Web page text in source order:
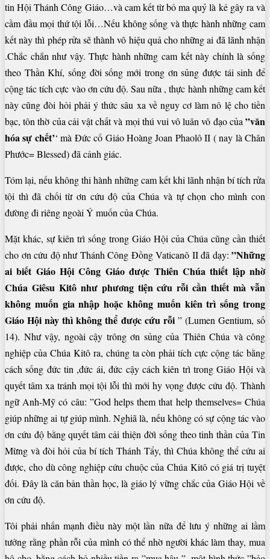
tin Hội Thánh Công Giáo…và cam kết từ bỏ ma quỷ là kẻ gây ra và
cầm đầu mọi thứ tội lỗi…Nếu không sống và thực hành những cam
kết này thì phép rửa sẽ thành vô hiệu quả cho những ai đã lãnh nhận
.Chắc chắn như vậy. Thực hành những cam kết này chính là sống
theo Thần Khí, sống đời sống mới trong ơn sủng được tái sinh để
cộng tác tích cực vào ơn cứu độ. Sau nữa , thực hành những cam kết
này cũng đòi hỏi phải ý thức sâu xa về nguy cơ làm nô lệ cho tiền
bạc, tôn thờ của cải vật chất và mọi thú vui vô luân vô đạo của ”văn
hóa sự chết’‘ mà Đức cố Giáo Hoàng Joan Phaolô II ( nay là Chân
Phước= Blessed) đã cảnh giác.
Tóm lại, nếu không thi hành những cam kết khi lãnh nhận bí tích rửa
tội thì đã chối từ ơn cứu độ của Chúa và tự chọn cho mình con
đường đi riêng ngoài Ý muốn của Chúa.
Mặt khác, sự kiên trì sống trong Giáo Hội của Chúa cũng cần thiết
cho ơn cứu độ như Thánh Công Đồng Vaticanô II đã dạy: ”Những
ai biết Giáo Hội Công Giáo được Thiên Chúa thiết lập nhờ
Chúa Giêsu Kitô như phương tiện cứu rỗi cần thiết mà vẫn
không muốn gia nhập hoặc không muốn kiên trì sống trong
Giáo Hội này thì không thể được cứu rỗi” (Lumen Gentium, số
14). Như vậy, ngoài cậy trông ơn sủng của Thiên Chúa và công
nghiệp của Chúa Kitô ra, chúng ta còn phải tích cực cộng tác bằng
cách sống đức tin ,đức ái, đức cậy cách kiên trì trong Giáo Hội và
quyết tâm xa tránh mọi tội lỗi thì mới hy vọng được cứu độ. Thành
ngữ Anh-Mỹ có câu: ”God helps them that help themselves= Chúa
giúp những ai tự giúp mình. Nghiã là, nếu không có sự cộng tác vào
ơn cứu độ bằng quyết tâm cải thiện đờì sống theo tinh thần của Tin
Mừng và đòi hỏi của bí tích Thánh Tẩy, thì Chúa không thể cứu ai
được, cho dù công nghiệp cứu chuộc của Chúa Kitô có giá trị tuyệt
đối. Đây là căn bản thần học, là giáo lý vững chắc của Giáo Hội về
ơn cứu độ.
Tôi phải nhấn mạnh điều này một lần nữa để lưu ý những ai lầm
tưởng rằng phần rỗi của mình có thể nhờ người khác làm thay, mua